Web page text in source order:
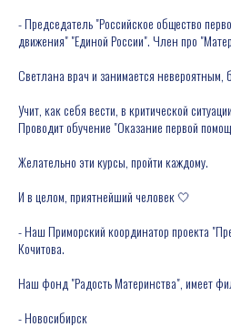
- Председатель "Российское общество
движения" "Единой России". Член про
Светлана врач и занимается
Учит, как себя вести, в критической
Проводит обучение "Оказание первой
Желательно эти курсы, пройти каждому.
И в целом, приятнейший человек 🤍
- Наш Приморский координатор проекта
Кочитова.
Наш фонд "Радость Материнства", имеет
- Новосибирск